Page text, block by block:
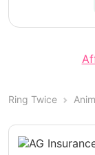
Ring Twice